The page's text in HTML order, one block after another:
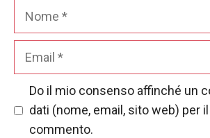
Nome
Email
Do il mio consenso affinché un
dati (nome, email, sito web) per
commento.